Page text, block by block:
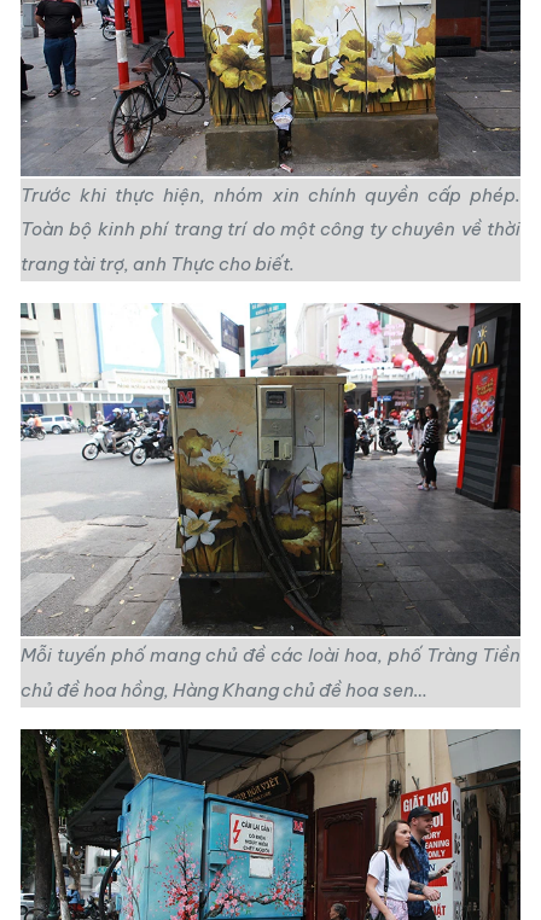
Trước khi thực hiện, nhóm xin chính quyền cấp phép.
Toàn bộ kinh phí trang trí do một công ty chuyên về thời
trang tài trợ, anh Thực cho biết.
Mỗi tuyến phố mang chủ đề các loài hoa, phố Tràng Tiền
chủ đề hoa hồng, Hàng Khang chủ đề hoa sen…